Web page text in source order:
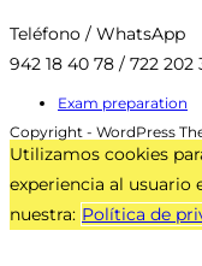
Teléfono / WhatsApp
942 18 40 78 / 722 202
Exam preparation
Copyright - WordPress
Utilizamos cookies
experiencia al usuario
nuestra: Política de